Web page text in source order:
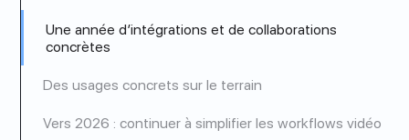
Une année d’intégrations et de collaborations
concrètes
Des usages concrets sur le terrain
Vers 2026 : continuer à simplifier les workflows vidéo